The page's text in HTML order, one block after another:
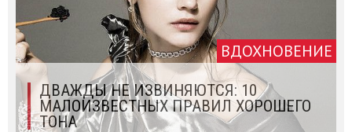
ВДОХНОВЕНИЕ
ДВАЖДЫ НЕ ИЗВИНЯЮТСЯ: 10
МАЛОИЗВЕСТНЫХ ПРАВИЛ ХОРОШЕГО
ТОНА